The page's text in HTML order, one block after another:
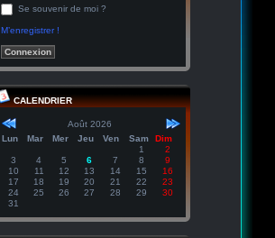
Se souvenir de moi ?
M’enregistrer !
CALENDRIER
Août 2026
Lun
Mar Mer Jeu Ven Sam
Dim
1
2
3
4 5 6 7 8
9
10
11 12 13 14 15
16
17
18 19 20 21 22
23
24
25 26 27 28 29
30
31